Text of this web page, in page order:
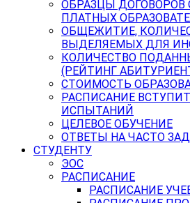
ОБРАЗЦЫ ДОГОВОРОВ
ПЛАТНЫХ
ОБЩЕЖИТИЕ,
ВЫДЕЛЯЕМЫХ ДЛЯ
КОЛИЧЕСТВО
(РЕЙТИНГ
СТОИМОСТЬ
РАСПИСАНИЕ
ИСПЫТАНИЙ
ЦЕЛЕВОЕ ОБУЧЕНИЕ
ОТВЕТЫ НА ЧАСТО
СТУДЕНТУ
ЭОС
РАСПИСАНИЕ
РАСПИСАНИЕ